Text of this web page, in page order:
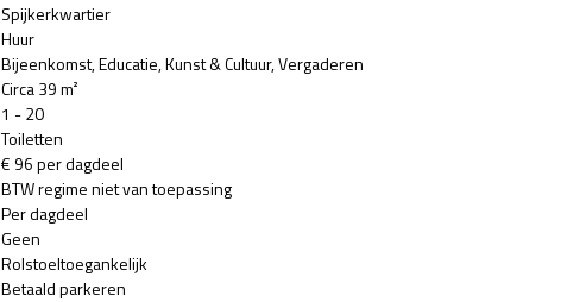
Spijkerkwartier
Huur
Bijeenkomst Educatie Kunst & Cultuur Vergaderen
Circa 39 m²
1 - 20
Toiletten
€ 96 per dagdeel
BTW regime niet van toepassing
Per dagdeel
Geen
Rolstoeltoegankelijk
Betaald parkeren